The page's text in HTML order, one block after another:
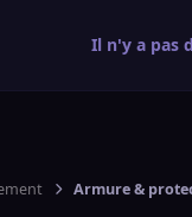
Il n'y a pas
Armure &